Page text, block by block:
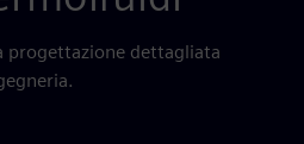
progettazione dettagliata